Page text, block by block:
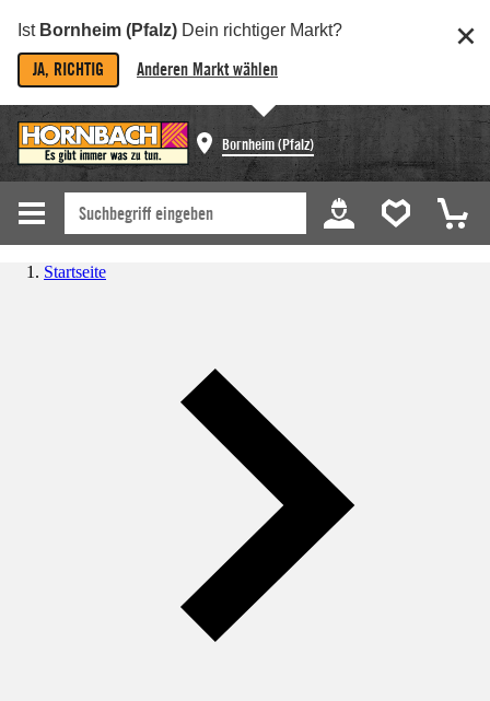
Ist Bornheim (Pfalz) Dein richtiger Markt?
JA, RICHTIG Anderen Markt wählen
Bornheim (Pfalz)
Startseite